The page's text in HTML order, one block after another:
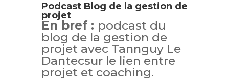
Podcast Blog de la gestion de
projet
En bref : podcast du
blog de la gestion de
projet avec Tannguy Le
Dantecsur le lien entre
projet et coaching.